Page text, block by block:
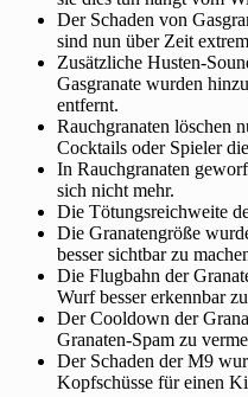
Der Schaden von
sind nun über Zeit
Zusätzliche Husten-
Gasgranate wurden
entfernt.
Rauchgranaten löschen
Cocktails oder Spieler
In Rauchgranaten
sich nicht mehr.
Die Tötungsreichweite
Die Granatengröße
besser sichtbar zu
Die Flugbahn der
Wurf besser erkennbar
Der Cooldown der
Granaten-Spam zu
Der Schaden der M9
Kopfschüsse für einen